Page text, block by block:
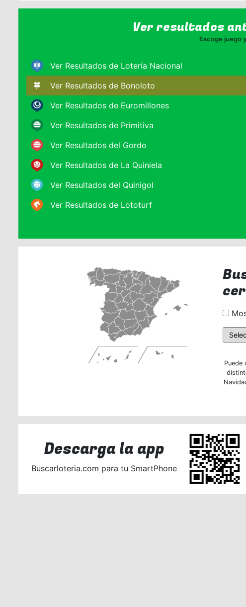
Ver resultados
Escoge juego
Ver Resultados de Lotería Nacional
Ver Resultados de Bonoloto
Ver Resultados de Euromillones
Ver Resultados de Primitiva
Ver Resultados del Gordo
Ver Resultados de La Quiniela
Ver Resultados del Quinigol
Ver Resultados de Lototurf
Puede
Descarga la app
Buscarloteria.com para tu SmartPhone